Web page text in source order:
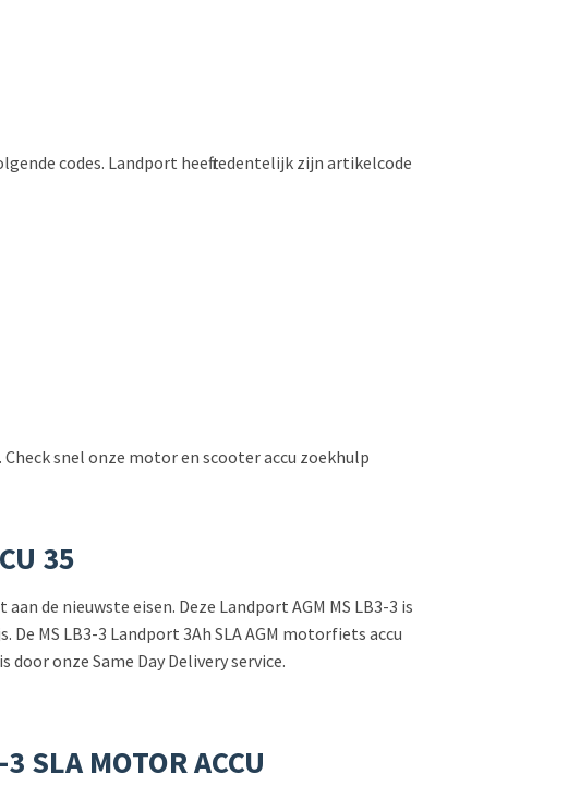
codes. Landport heeft redentelijk zijn artikelcode
snel onze motor en scooter accu zoekhulp
35
de nieuwste eisen. Deze Landport AGM MS LB3-3 is
MS LB3-3 Landport 3Ah SLA AGM motorfiets accu
door onze Same Day Delivery service.
SLA MOTOR ACCU